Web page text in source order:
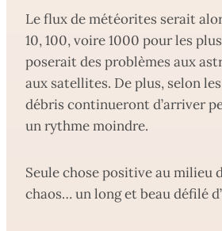
Le flux de météorites serait
10, 100, voire 1000 pour les
poserait des problèmes aux
aux satellites. De plus, selon
débris continueront d’arriver
un rythme moindre.
Seule chose positive au milieu
chaos… un long et beau défilé